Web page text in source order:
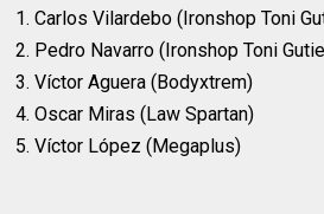
1. Carlos Vilardebo (Ironshop Toni
2. Pedro Navarro (Ironshop Toni
3. Víctor Aguera (Bodyxtrem)
4. Oscar Miras (Law Spartan)
5. Víctor López (Megaplus)